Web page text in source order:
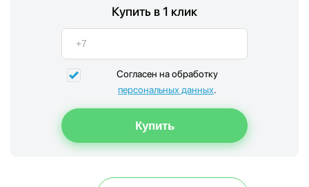
Купить в 1 клик
Согласен на обработку
персональных данных.